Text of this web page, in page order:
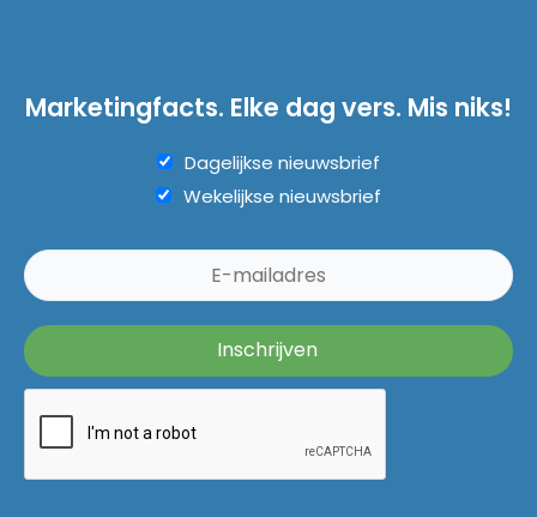
Marketingfacts. Elke dag vers. Mis niks!
Dagelijkse nieuwsbrief
Wekelijkse nieuwsbrief